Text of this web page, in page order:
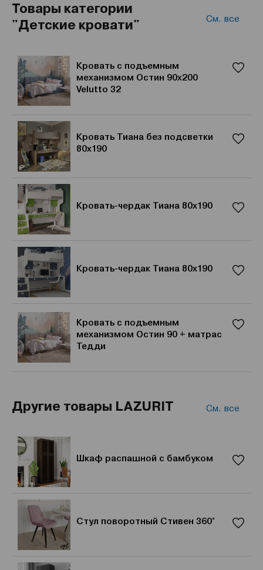
Товары категории
"Детские кровати"
См. все
Кровать с подъемным
механизмом Остин 90x200
Velutto 32
Кровать Тиана без подсветки
80x190
Кровать-чердак Тиана 80x190
Кровать-чердак Тиана 80x190
Кровать с подъемным
механизмом Остин 90 + матрас
Тедди
Другие товары LAZURIT См. все
Шкаф распашной с бамбуком
Стул поворотный Стивен 360°